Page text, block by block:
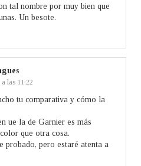
tal nombre por muy bien que
Un besote.
las 11:22
tu comparativa y cómo la
ue la de Garnier es más
que otra cosa.
probado, pero estaré atenta a